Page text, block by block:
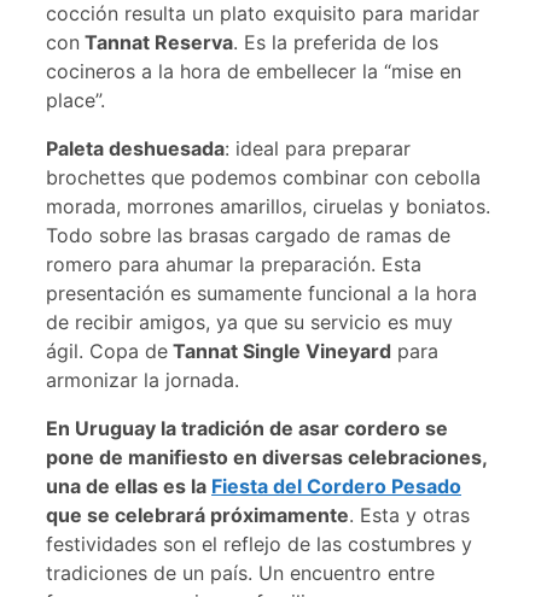
cocción resulta un plato exquisito para maridar
con Tannat Reserva. Es la preferida de los
cocineros a la hora de embellecer la “mise en
place”.
Paleta deshuesada: ideal para preparar
brochettes que podemos combinar con cebolla
morada, morrones amarillos, ciruelas y boniatos.
Todo sobre las brasas cargado de ramas de
romero para ahumar la preparación. Esta
presentación es sumamente funcional a la hora
de recibir amigos, ya que su servicio es muy
ágil. Copa de Tannat Single Vineyard para
armonizar la jornada.
En Uruguay la tradición de asar cordero se
pone de manifiesto en diversas celebraciones,
una de ellas es la Fiesta del Cordero Pesado
que se celebrará próximamente. Esta y otras
festividades son el reflejo de las costumbres y
tradiciones de un país. Un encuentro entre